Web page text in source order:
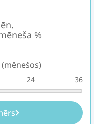
%
24 36